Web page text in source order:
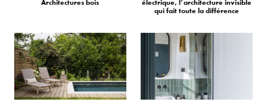
Architectures bois
électrique, l’architecture invisible
qui fait toute la différence